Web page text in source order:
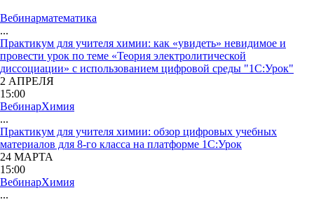
Вебинарматематика
...
Практикум для учителя химии: как «увидеть» невидимое и
провести урок по теме «Теория электролитической
диссоциации» с использованием цифровой среды "1С:Урок"
2 АПРЕЛЯ
15:00
ВебинарХимия
...
Практикум для учителя химии: обзор цифровых учебных
материалов для 8-го класса на платформе 1С:Урок
24 МАРТА
15:00
ВебинарХимия
...